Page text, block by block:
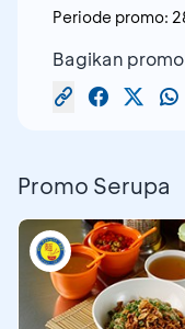
Periode promo:
Bagikan
Promo Serupa